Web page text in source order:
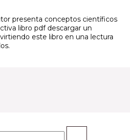
presenta conceptos científicos
libro pdf descargar un
este libro en una lectura